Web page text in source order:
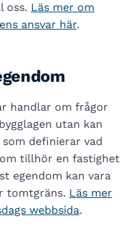
oss. Läs mer om
ansvar här.
handlar om frågor
utan kan
definierar vad
tillhör en fastighet
egendom kan vara
tomtgräns. Läs mer
webbsida.